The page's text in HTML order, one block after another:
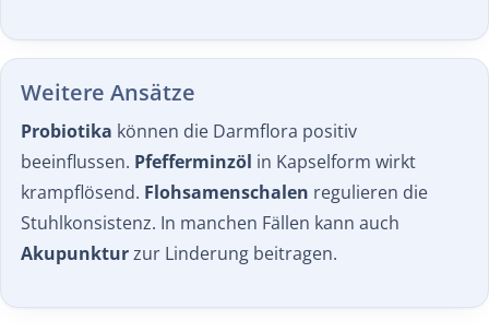
Weitere Ansätze
Probiotika können die Darmflora positiv
beeinflussen. Pfefferminzöl in Kapselform wirkt
krampflösend. Flohsamenschalen regulieren die
Stuhlkonsistenz. In manchen Fällen kann auch
Akupunkturzur Linderung beitragen.